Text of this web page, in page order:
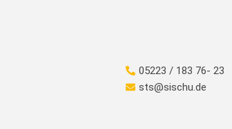
05223 / 183 76- 23
sts@sischu.de